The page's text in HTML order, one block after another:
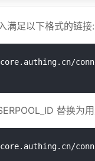
满足以下格式的链接:
替换为